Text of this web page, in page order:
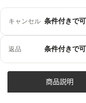
キャンセル 条件付きで可
返品 条件付きで可
商品説明